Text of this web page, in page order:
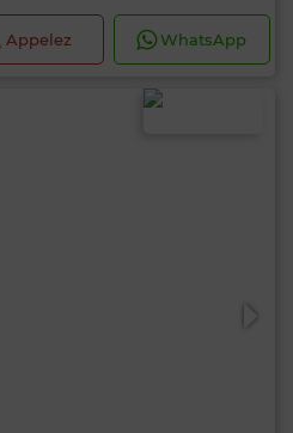
Appelez WhatsApp